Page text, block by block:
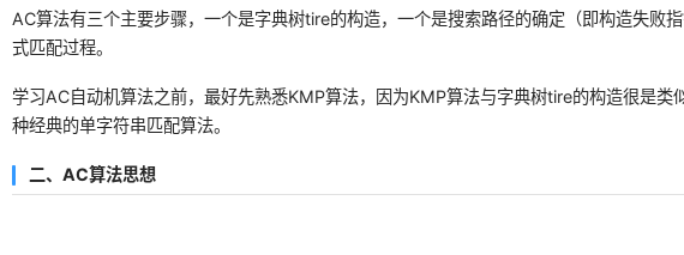
AC算法有三个主要步骤，一个是字典树tire的构造，一个是搜索路径的确定（即构造失败
式匹配过程。
学习AC自动机算法之前，最好先熟悉KMP算法，因为KMP算法与字典树tire的构造很是类
种经典的单字符串匹配算法。
二、 AC算法思想